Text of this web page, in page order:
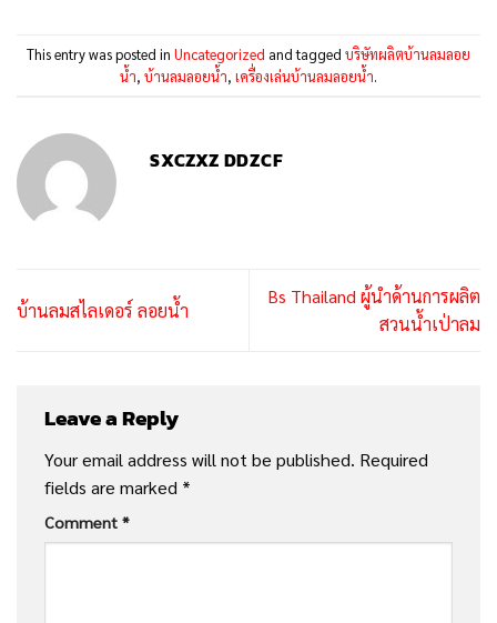
This entry was posted in Uncategorized and tagged บริษัทผลิตบ้านลมลอย
น้ำ, บ้านลมลอยน้ำ, เครื่องเล่นบ้านลมลอยน้ำ.
SXCZXZ DDZCF
บ้านลมสไลเดอร์ ลอยน้ำ
Bs Thailand ผู้นำด้านการผลิต
สวนน้ำเป่าลม
Leave a Reply
Your email address will not be published. Required
fields are marked *
Comment *